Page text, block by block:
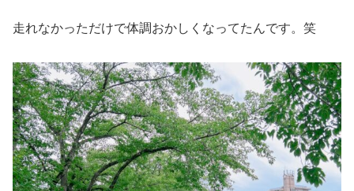
走れなかっただけで体調おかしくなってたんです。笑